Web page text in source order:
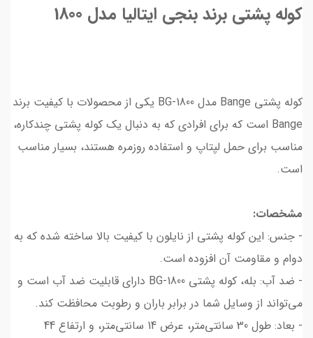
کوله پشتی برند بنجی ایتالیا مدل 1800
کوله پشتی Bange مدل BG-1800 یکی از محصولات با کیفیت برند
Bange است که برای افرادی که به دنبال یک کوله پشتی چندکاره،
مناسب برای حمل لپتاپ و استفاده روزمره هستند، بسیار مناسب
است.
مشخصات:
- جنس: این کوله پشتی از نایلون با کیفیت بالا ساخته شده که به
دوام و مقاومت آن افزوده است.
- ضد آب: بله، کوله پشتی BG-1800 دارای قابلیت ضد آب است و
می‌تواند از وسایل شما در برابر باران و رطوبت محافظت کند.
- بعاد: طول 30 سانتی‌متر، عرض 14 سانتی‌متر، و ارتفاع 44